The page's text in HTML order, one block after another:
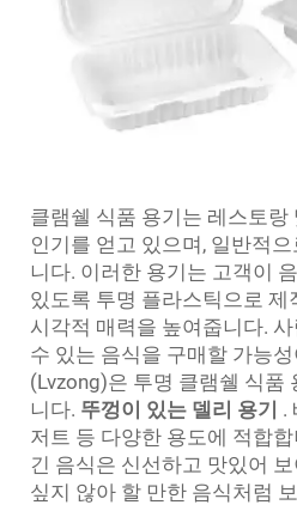
클램쉘 식품 용기는 레스토
인기를 얻고 있으며, 일반적
니다. 이러한 용기는 고객이
있도록 투명 플라스틱으로 제
시각적 매력을 높여줍니다.
수 있는 음식을 구매할 가능
(Lvzong)은 투명 클램쉘 식품
니다. 뚜껑이 있는 델리 용기 .
저트 등 다양한 용도에 적합
긴 음식은 신선하고 맛있어
싶지 않아 할 만한 음식처럼